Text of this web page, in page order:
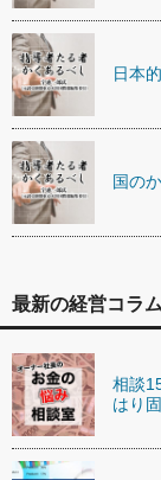
日本
国の
最新の経営コラム
相談
はり